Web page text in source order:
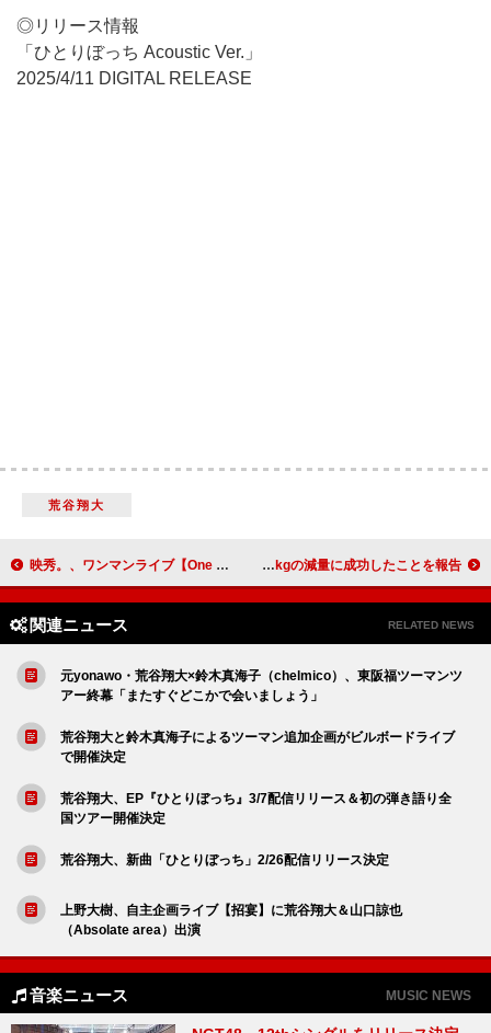
◎リリース情報
「ひとりぼっち Acoustic Ver.」
2025/4/11 DIGITAL RELEASE
荒谷翔大
映秀。、ワンマンライブ【One Night Summer Live 2025 ～音楽しようぜ～】開催決定 ジェリー・ロール、約80kgの減量に成功したことを報告
関連ニュース RELATED NEWS
元yonawo・荒谷翔大×鈴木真海子（chelmico）、東阪福ツーマンツ
アー終幕「またすぐどこかで会いましょう」
荒谷翔大と鈴木真海子によるツーマン追加企画がビルボードライブ
で開催決定
荒谷翔大、EP『ひとりぼっち』3/7配信リリース＆初の弾き語り全
国ツアー開催決定
荒谷翔大、新曲「ひとりぼっち」2/26配信リリース決定
上野大樹、自主企画ライブ【招宴】に荒谷翔大＆山口諒也
（Absolate area）出演
音楽ニュース MUSIC NEWS